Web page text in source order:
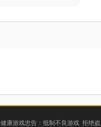
健康游戏忠告：抵制不良游戏 拒绝